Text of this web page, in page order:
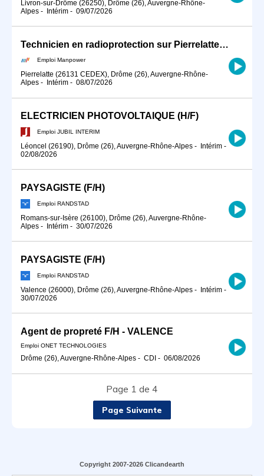
Livron-sur-Drôme (26250), Drôme (26), Auvergne-Rhône-
Alpes - Intérim - 09/07/2026
Technicien en radioprotection sur Pierrelatte (H/F)
Emploi Manpower
Pierrelatte (26131 CEDEX), Drôme (26), Auvergne-Rhône-
Alpes - Intérim - 08/07/2026
ELECTRICIEN PHOTOVOLTAIQUE (H/F)
Emploi JUBIL INTERIM
Léoncel (26190), Drôme (26), Auvergne-Rhône-Alpes - Intérim -
02/08/2026
PAYSAGISTE (F/H)
Emploi RANDSTAD
Romans-sur-Isère (26100), Drôme (26), Auvergne-Rhône-
Alpes - Intérim - 30/07/2026
PAYSAGISTE (F/H)
Emploi RANDSTAD
Valence (26000), Drôme (26), Auvergne-Rhône-Alpes - Intérim -
30/07/2026
Agent de propreté F/H - VALENCE
Emploi ONET TECHNOLOGIES
Drôme (26), Auvergne-Rhône-Alpes - CDI - 06/08/2026
Page 1 de 4
Page Suivante
Copyright 2007-2026 Clicandearth